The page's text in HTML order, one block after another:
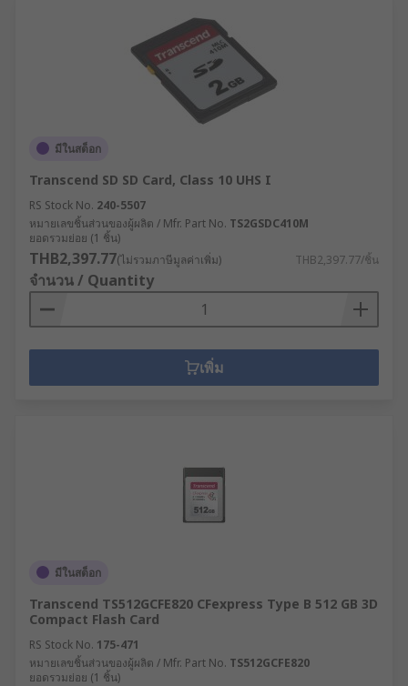
มีในสต็อก
Transcend SD SD Card, Class 10 UHS I
RS Stock No. 240-5507
หมายเลขชิ้นส่วนของผู้ผลิต / Mfr. Part No. TS2GSDC410M
ยอดรวมย่อย (1 ชิ้น)
THB2,397.77(ไม่รวมภาษีมูลค่าเพิ่ม) THB2,397.77/ชิ้น
จำนวน / Quantity
เพิ่ม
มีในสต็อก
Transcend TS512GCFE820 CFexpress Type B 512 GB 3D
Compact Flash Card
RS Stock No. 175-471
หมายเลขชิ้นส่วนของผู้ผลิต / Mfr. Part No. TS512GCFE820
ยอดรวมย่อย (1 ชิ้น)